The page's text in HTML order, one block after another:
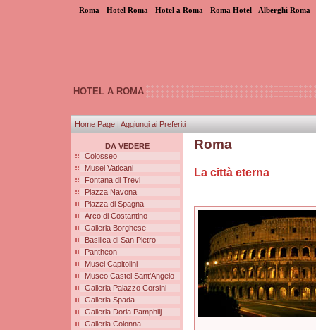
Roma - Hotel Roma - Hotel a Roma - Roma Hotel - Alberghi Roma
HOTEL A ROMA
Home Page | Aggiungi ai Preferiti
DA VEDERE
Colosseo
Musei Vaticani
Fontana di Trevi
Piazza Navona
Piazza di Spagna
Arco di Costantino
Galleria Borghese
Basilica di San Pietro
Pantheon
Musei Capitolini
Museo Castel Sant'Angelo
Galleria Palazzo Corsini
Galleria Spada
Galleria Doria Pamphilj
Galleria Colonna
Roma
La città eterna